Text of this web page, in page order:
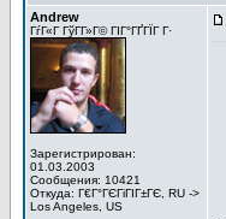
Andrew
ГѓГ«Г ГўГ­Г»Г© ГІГ°ГҐГЇГ Г·
Зарегистрирован:
01.03.2003
Сообщения: 10421
Откуда: Г€Г°ГЄГіГІГ±ГЄ, RU ->
Los Angeles, US